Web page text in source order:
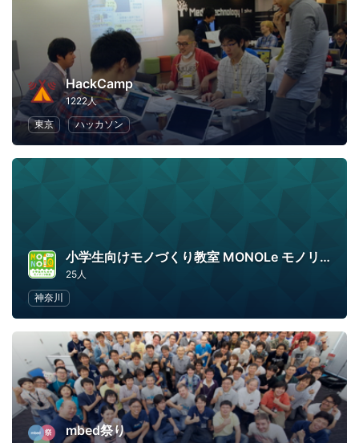
HackCamp
1222人
東京
ハッカソン
小学生向けモノづくり教室 MONOLe モノリー
25人
神奈川
mbed祭り